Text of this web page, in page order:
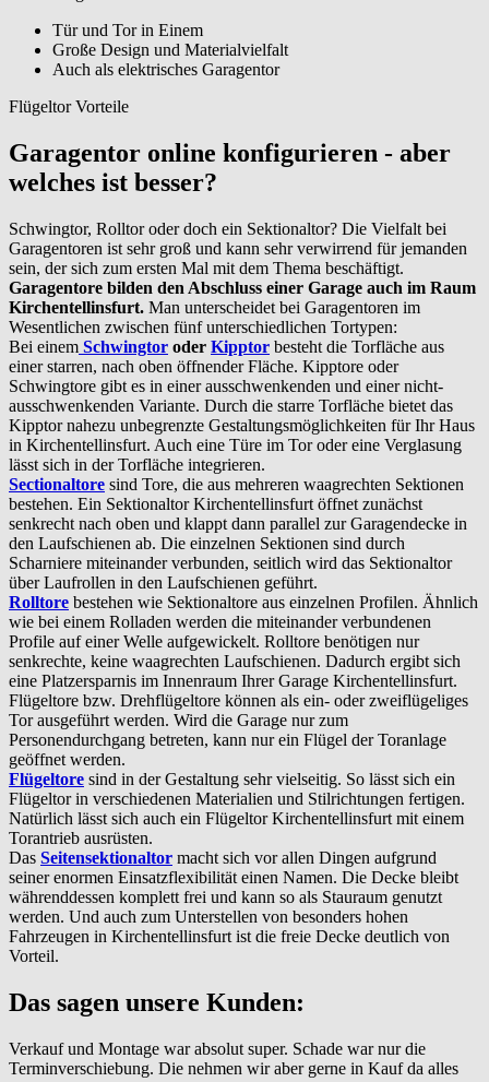
Tür und Tor in Einem
Große Design und Materialvielfalt
Auch als elektrisches Garagentor
Flügeltor Vorteile
Garagentor online konfigurieren - aber
welches ist besser?
Schwingtor, Rolltor oder doch ein Sektionaltor? Die Vielfalt bei
Garagentoren ist sehr groß und kann sehr verwirrend für jemanden
sein, der sich zum ersten Mal mit dem Thema beschäftigt.
Garagentore bilden den Abschluss einer Garage auch im Raum
Kirchentellinsfurt. Man unterscheidet bei Garagentoren im
Wesentlichen zwischen fünf unterschiedlichen Tortypen:
Bei einem Schwingtor oder Kipptor besteht die Torfläche aus
einer starren, nach oben öffnender Fläche. Kipptore oder
Schwingtore gibt es in einer ausschwenkenden und einer nicht-
ausschwenkenden Variante. Durch die starre Torfläche bietet das
Kipptor nahezu unbegrenzte Gestaltungsmöglichkeiten für Ihr Haus
in Kirchentellinsfurt. Auch eine Türe im Tor oder eine Verglasung
lässt sich in der Torfläche integrieren.
Sectionaltore sind Tore, die aus mehreren waagrechten Sektionen
bestehen. Ein Sektionaltor Kirchentellinsfurt öffnet zunächst
senkrecht nach oben und klappt dann parallel zur Garagendecke in
den Laufschienen ab. Die einzelnen Sektionen sind durch
Scharniere miteinander verbunden, seitlich wird das Sektionaltor
über Laufrollen in den Laufschienen geführt.
Rolltore bestehen wie Sektionaltore aus einzelnen Profilen. Ähnlich
wie bei einem Rolladen werden die miteinander verbundenen
Profile auf einer Welle aufgewickelt. Rolltore benötigen nur
senkrechte, keine waagrechten Laufschienen. Dadurch ergibt sich
eine Platzersparnis im Innenraum Ihrer Garage Kirchentellinsfurt.
Flügeltore bzw. Drehflügeltore können als ein- oder zweiflügeliges
Tor ausgeführt werden. Wird die Garage nur zum
Personendurchgang betreten, kann nur ein Flügel der Toranlage
geöffnet werden.
Flügeltore sind in der Gestaltung sehr vielseitig. So lässt sich ein
Flügeltor in verschiedenen Materialien und Stilrichtungen fertigen.
Natürlich lässt sich auch ein Flügeltor Kirchentellinsfurt mit einem
Torantrieb ausrüsten.
Das Seitensektionaltor macht sich vor allen Dingen aufgrund
seiner enormen Einsatzflexibilität einen Namen. Die Decke bleibt
währenddessen komplett frei und kann so als Stauraum genutzt
werden. Und auch zum Unterstellen von besonders hohen
Fahrzeugen in Kirchentellinsfurt ist die freie Decke deutlich von
Vorteil.
Das sagen unsere Kunden:
Verkauf und Montage war absolut super. Schade war nur die
Terminverschiebung. Die nehmen wir aber gerne in Kauf da alles